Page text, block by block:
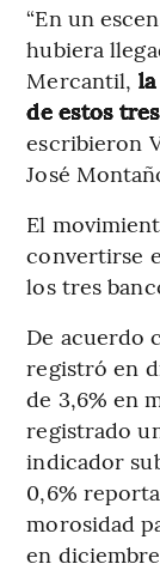
“En un
hubiera
Mercantil,
de estos
escribieron
José
El
convertirse
los tres
De acuerdo
registró en
de 3,6% en
registrado
indicador
0,6%
morosidad
en